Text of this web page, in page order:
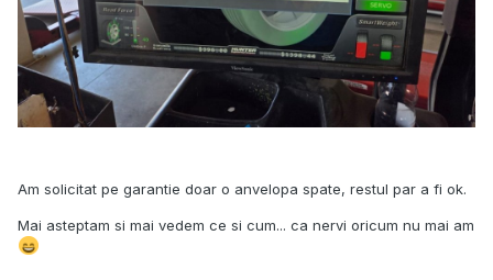
Am solicitat pe garantie doar o anvelopa spate, restul par a fi ok.
Mai asteptam si mai vedem ce si cum... ca nervi oricum nu mai am